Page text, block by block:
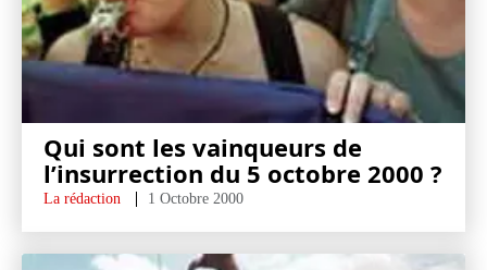
Qui sont les vainqueurs de
l’insurrection du 5 octobre 2000 ?
La rédaction 1 Octobre 2000